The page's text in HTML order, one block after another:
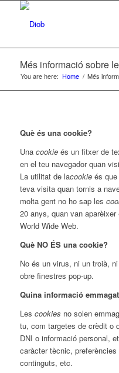
Més informació sobre
You are here: Home / Més
Què és una cookie?
Una cookie és un fitxer de
en el teu navegador quan
La utilitat de lacookie és
teva visita quan tornis a
molta gent no ho sap les
20 anys, quan van
World Wide Web.
Què NO ÉS una cookie?
No és un virus, ni un troià,
obre finestres pop-up.
Quina informació
Les cookies no solen
tu, com targetes de crèdit o
DNI o informació personal,
caràcter tècnic,
continguts, etc.